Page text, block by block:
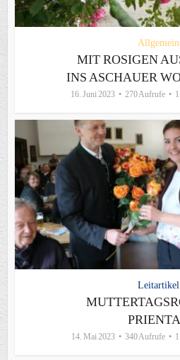
Allgemein
MIT ROSIGEN
INS ASCHAUER
16. Juni 2023 270 Aufrufe
Leitartikel
14. Mai 2023 340 Aufrufe